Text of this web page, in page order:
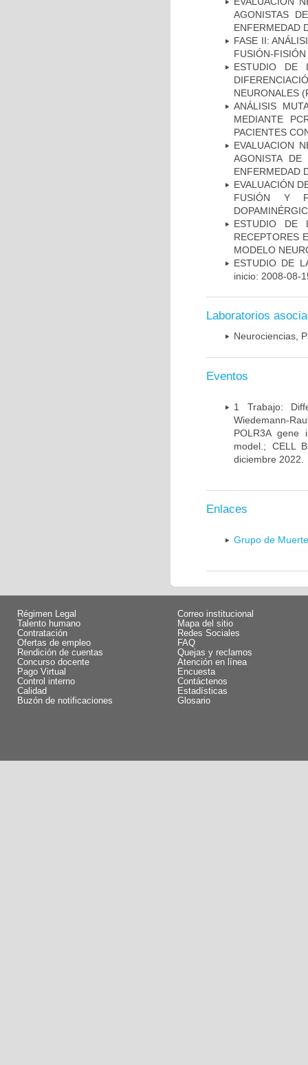
AGONISTAS
ENFERMEDAD
FASE II:
FUSIÓN-
ESTUDIO DE
NEURONALES
ANÁLISIS
MEDIANTE
PACIENTES
EVALUACION
AGONISTA
ENFERMEDAD
EVALUACIÓN
FUSIÓN Y
ESTUDIO DE
RECEPTORES
MODELO
ESTUDIO DE
inicio: 2008-08-
Laboratorios
Neurociencias,
Eventos
1 Trabajo:
Wiedemann-
POLR3A gene
model.; CELL
diciembre 2022.
Enlaces
Grupo de
Régimen Legal
Talento humano
Contratación
Ofertas de empleo
Rendición de cuentas
Concurso docente
Pago Virtual
Control interno
Calidad
Buzón de notificaciones
Correo institucional
Mapa del sitio
Redes Sociales
FAQ
Quejas y reclamos
Atención en línea
Encuesta
Contáctenos
Estadísticas
Glosario